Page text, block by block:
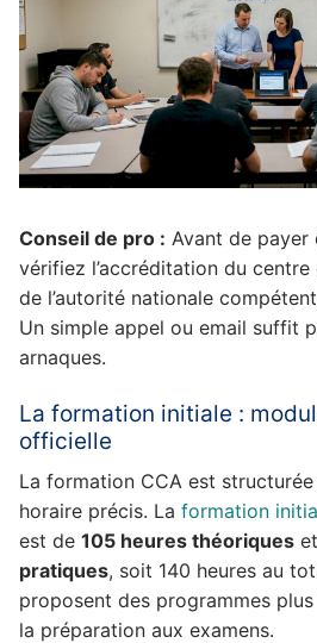
Conseil de pro : Avant de payer
vérifiez l’accréditation du
de l’autorité nationale
Un simple appel ou email suffit
arnaques.
La formation initiale :
officielle
La formation CCA est structurée
horaire précis. La formation
est de 105 heures théoriques et
pratiques, soit 140 heures au
proposent des programmes
la préparation aux examens.